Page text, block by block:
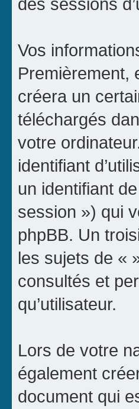
Vos
Premièrement,
créera un
téléchargés
votre
identifiant
un identifiant
session ») qui
phpBB. Un
les sujets de «
consultés et
qu’utilisateur.
Lors de votre
également
document qui